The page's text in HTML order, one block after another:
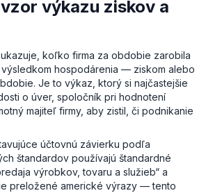
výkazu ziskov a
koľko firma za obdobie zarobila
hospodárenia — ziskom alebo
Je to výkaz, ktorý si najčastejšie
o úver, spoločník pri hodnotení
majiteľ firmy, aby zistil, či podnikanie
účtovnú závierku podľa
štandardov používajú štandardné
výrobkov, tovaru a služieb“ a
preložené americké výrazy — tento